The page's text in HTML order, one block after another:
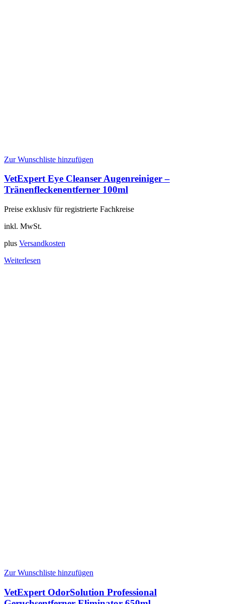
Zur Wunschliste hinzufügen
VetExpert Eye Cleanser Augenreiniger –
Tränenfleckenentferner 100ml
Preise exklusiv für registrierte Fachkreise
inkl. MwSt.
plus Versandkosten
Weiterlesen
Zur Wunschliste hinzufügen
VetExpert OdorSolution Professional